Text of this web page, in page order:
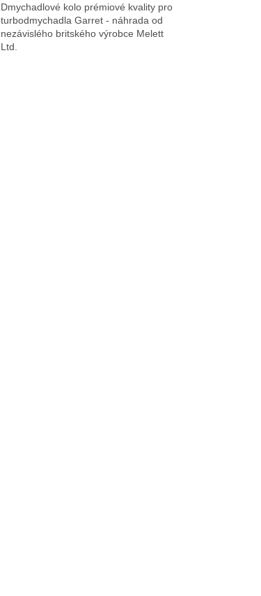
Dmychadlové kolo prémiové kvality pro
turbodmychadla Garret - náhrada od
nezávislého britského výrobce Melett
Ltd.